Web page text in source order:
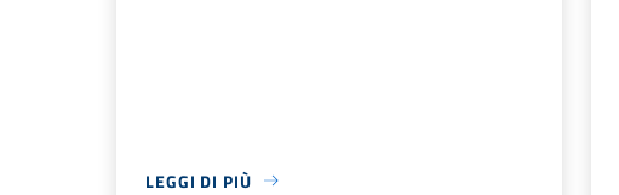
LEGGI DI PIÙ